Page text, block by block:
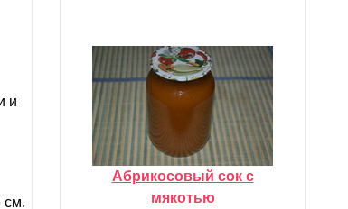
и
см.
Абрикосовый сок с
мякотью